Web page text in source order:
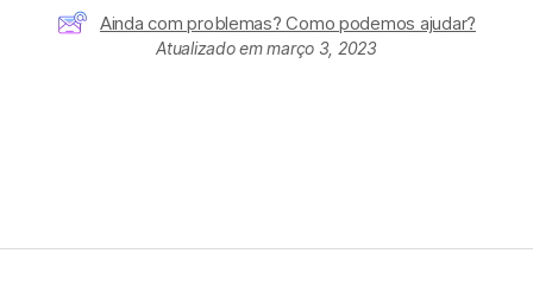
Ainda com problemas? Como podemos ajudar?
Atualizado em março 3, 2023